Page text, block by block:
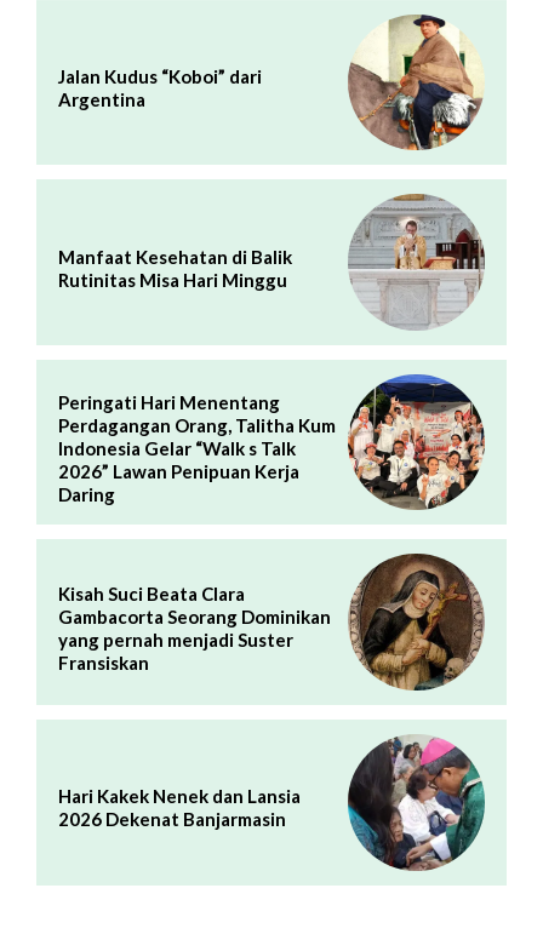
Jalan Kudus “Koboi” dari
Argentina
Manfaat Kesehatan di Balik
Rutinitas Misa Hari Minggu
Peringati Hari Menentang
Perdagangan Orang, Talitha Kum
Indonesia Gelar “Walk s Talk
2026” Lawan Penipuan Kerja
Daring
Kisah Suci Beata Clara
Gambacorta Seorang Dominikan
yang pernah menjadi Suster
Fransiskan
Hari Kakek Nenek dan Lansia
2026 Dekenat Banjarmasin